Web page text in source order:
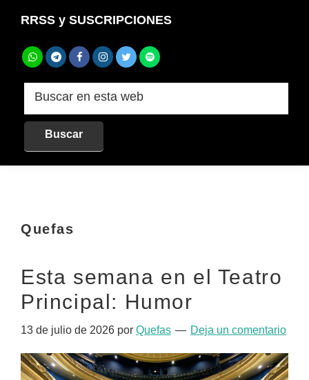
RRSS y SUSCRIPCIONES
Buscar
web
Quefas
Esta semana en el Teatro
Principal: Humor
13 de julio de 2026 por Quefas Deja un comentario